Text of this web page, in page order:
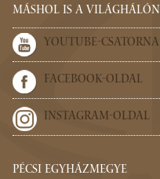
MÁSHOL IS A VILÁGHÁLÓN
YOUTUBE-CSATORNA
FACEBOOK-OLDAL
INSTAGRAM-OLDAL
PÉCSI EGYHÁZMEGYE